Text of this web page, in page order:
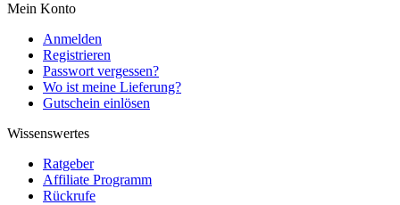
Mein Konto
Anmelden
Registrieren
Passwort vergessen?
Wo ist meine Lieferung?
Gutschein einlösen
Wissenswertes
Ratgeber
Affiliate Programm
Rückrufe